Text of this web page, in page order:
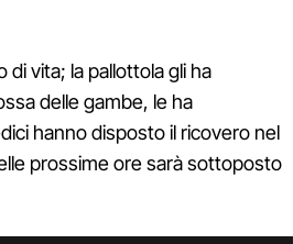
di vita; la pallottola gli ha
delle gambe, le ha
hanno disposto il ricovero nel
prossime ore sarà sottoposto